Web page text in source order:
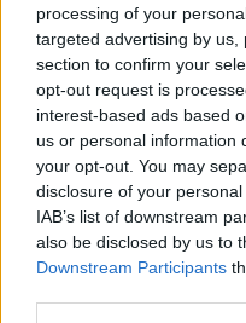
processing of your
targeted advertising by
section to confirm your
opt-out request is
interest-based ads based
us or personal information
your opt-out. You may
disclosure of your
IAB’s list of downstream
also be disclosed by us to
Downstream Participants
LEGFRISSEBB
Amire
Helyi hírek
Látlelet